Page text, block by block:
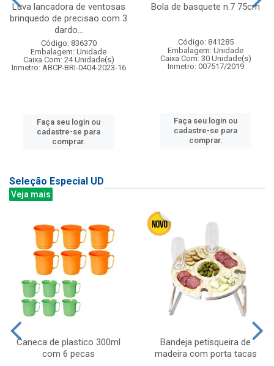
Luva lancadora de ventosas
brinquedo de precisao com 3
dardo...
Código: 836370
Embalagem: Unidade
Caixa Com: 24 Unidade(s)
Inmetro: ABCP-BRI-0404-2023-16
Faça seu login ou
cadastre-se para
comprar.
Bola de basquete n.7 75cm
Código: 841285
Embalagem: Unidade
Caixa Com: 30 Unidade(s)
Inmetro: 007517/2019
Faça seu login ou
cadastre-se para
comprar.
Seleção Especial UD
Veja mais
Caneca de plastico 300ml
com 6 pecas
Bandeja petisqueira de
madeira com porta tacas